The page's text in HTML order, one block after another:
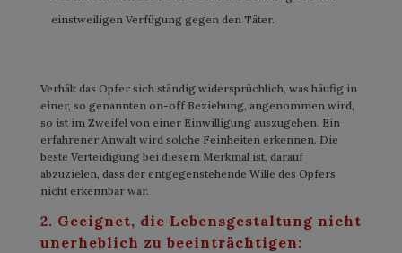
einstweiligen Verfügung gegen den Täter.
Verhält das Opfer sich ständig widersprüchlich, was häufig in
einer, so genannten on-off Beziehung, angenommen wird,
so ist im Zweifel von einer Einwilligung auszugehen. Ein
erfahrener Anwalt wird solche Feinheiten erkennen. Die
beste Verteidigung bei diesem Merkmal ist, darauf
abzuzielen, dass der entgegenstehende Wille des Opfers
nicht erkennbar war.
2. Geeignet, die Lebensgestaltung nicht
unerheblich zu beeinträchtigen: